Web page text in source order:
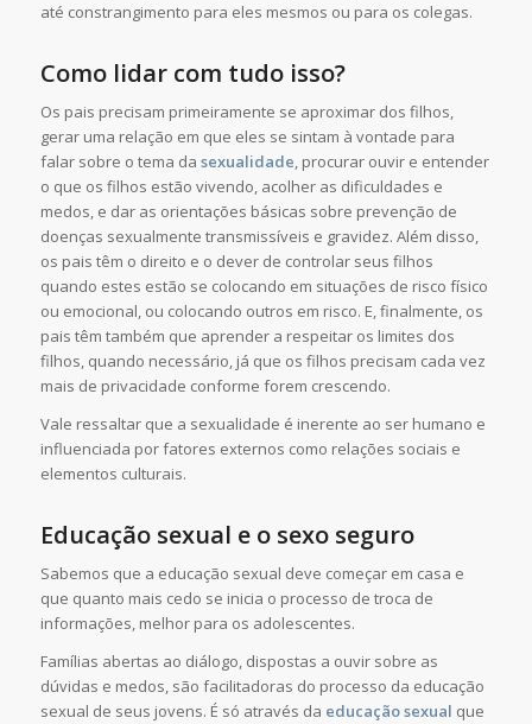
até constrangimento para eles mesmos ou para os colegas.
Como lidar com tudo isso?
Os pais precisam primeiramente se aproximar dos filhos,
gerar uma relação em que eles se sintam à vontade para
falar sobre o tema da sexualidade, procurar ouvir e entender
o que os filhos estão vivendo, acolher as dificuldades e
medos, e dar as orientações básicas sobre prevenção de
doenças sexualmente transmissíveis e gravidez. Além disso,
os pais têm o direito e o dever de controlar seus filhos
quando estes estão se colocando em situações de risco físico
ou emocional, ou colocando outros em risco. E, finalmente, os
pais têm também que aprender a respeitar os limites dos
filhos, quando necessário, já que os filhos precisam cada vez
mais de privacidade conforme forem crescendo.
Vale ressaltar que a sexualidade é inerente ao ser humano e
influenciada por fatores externos como relações sociais e
elementos culturais.
Educação sexual e o sexo seguro
Sabemos que a educação sexual deve começar em casa e
que quanto mais cedo se inicia o processo de troca de
informações, melhor para os adolescentes.
Famílias abertas ao diálogo, dispostas a ouvir sobre as
dúvidas e medos, são facilitadoras do processo da educação
sexual de seus jovens. É só através da educação sexual que